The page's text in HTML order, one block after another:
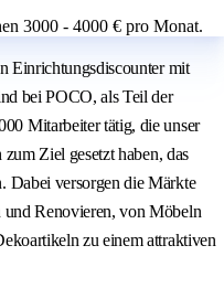
3000 - 4000 € pro Monat.
Einrichtungsdiscounter mit
bei POCO, als Teil der
Mitarbeiter tätig, die unser
Ziel gesetzt haben, das
Dabei versorgen die Märkte
Renovieren, von Möbeln
zu einem attraktiven